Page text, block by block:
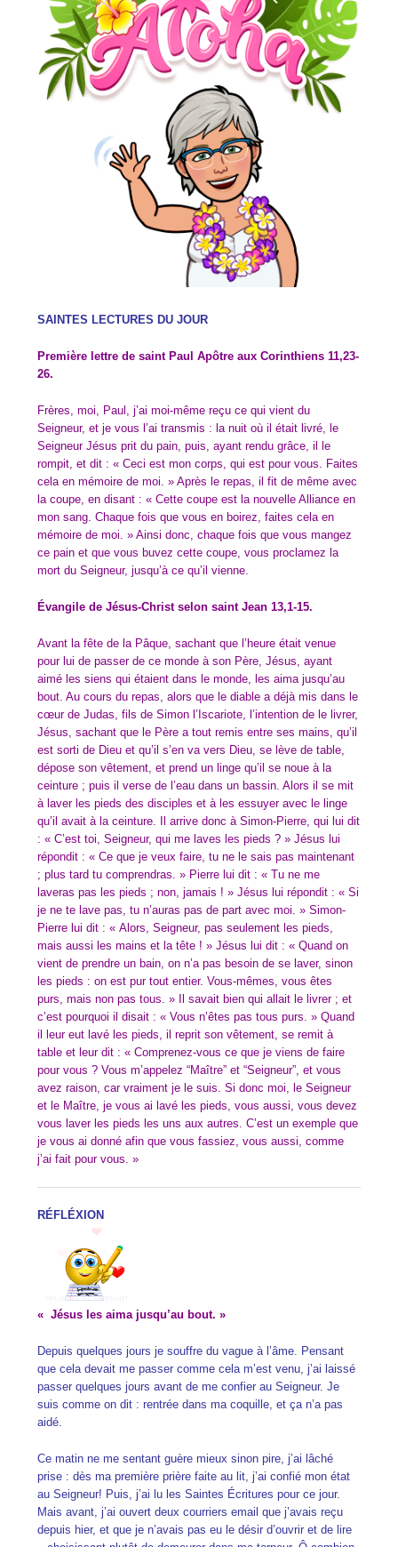
SAINTES LECTURES DU JOUR
Première lettre de saint Paul Apôtre aux Corinthiens 11,23-
26.
Frères, moi, Paul, j’ai moi-même reçu ce qui vient du
Seigneur, et je vous l’ai transmis : la nuit où il était livré, le
Seigneur Jésus prit du pain, puis, ayant rendu grâce, il le
rompit, et dit : « Ceci est mon corps, qui est pour vous. Faites
cela en mémoire de moi. » Après le repas, il fit de même avec
la coupe, en disant : « Cette coupe est la nouvelle Alliance en
mon sang. Chaque fois que vous en boirez, faites cela en
mémoire de moi. » Ainsi donc, chaque fois que vous mangez
ce pain et que vous buvez cette coupe, vous proclamez la
mort du Seigneur, jusqu’à ce qu’il vienne.
Évangile de Jésus-Christ selon saint Jean 13,1-15.
Avant la fête de la Pâque, sachant que l’heure était venue
pour lui de passer de ce monde à son Père, Jésus, ayant
aimé les siens qui étaient dans le monde, les aima jusqu’au
bout. Au cours du repas, alors que le diable a déjà mis dans le
cœur de Judas, fils de Simon l’Iscariote, l’intention de le livrer,
Jésus, sachant que le Père a tout remis entre ses mains, qu’il
est sorti de Dieu et qu’il s’en va vers Dieu, se lève de table,
dépose son vêtement, et prend un linge qu’il se noue à la
ceinture ; puis il verse de l’eau dans un bassin. Alors il se mit
à laver les pieds des disciples et à les essuyer avec le linge
qu’il avait à la ceinture. Il arrive donc à Simon-Pierre, qui lui dit
: « C’est toi, Seigneur, qui me laves les pieds ? » Jésus lui
répondit : « Ce que je veux faire, tu ne le sais pas maintenant
; plus tard tu comprendras. » Pierre lui dit : « Tu ne me
laveras pas les pieds ; non, jamais ! » Jésus lui répondit : « Si
je ne te lave pas, tu n’auras pas de part avec moi. »Simon-
Pierre lui dit : « Alors, Seigneur, pas seulement les pieds,
mais aussi les mains et la tête ! » Jésus lui dit : « Quand on
vient de prendre un bain, on n’a pas besoin de se laver, sinon
les pieds : on est pur tout entier. Vous-mêmes, vous êtes
purs, mais non pas tous. » Il savait bien qui allait le livrer ; et
c’est pourquoi il disait : « Vous n’êtes pas tous purs. » Quand
il leur eut lavé les pieds, il reprit son vêtement, se remit à
table et leur dit : « Comprenez-vous ce que je viens de faire
pour vous ? Vous m’appelez “Maître” et “Seigneur”, et vous
avez raison, car vraiment je le suis. Si donc moi, le Seigneur
et le Maître, je vous ai lavé les pieds, vous aussi, vous devez
vous laver les pieds les uns aux autres. C’est un exemple que
je vous ai donné afin que vous fassiez, vous aussi, comme
j’ai fait pour vous. »
RÉFLÉXION
« Jésus les aima jusqu’au bout. »
Depuis quelques jours je souffre du vague à l’âme. Pensant
que cela devait me passer comme cela m’est venu, j’ai laissé
passer quelques jours avant de me confier au Seigneur. Je
suis comme on dit : rentrée dans ma coquille, et ça n’a pas
aidé.
Ce matin ne me sentant guère mieux sinon pire, j’ai lâché
prise : dès ma première prière faite au lit, j’ai confié mon état
au Seigneur! Puis, j’ai lu les Saintes Écritures pour ce jour.
Mais avant, j’ai ouvert deux courriers email que j’avais reçu
depuis hier, et que je n’avais pas eu le désir d’ouvrir et de lire